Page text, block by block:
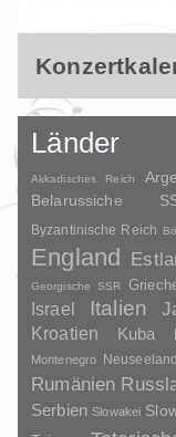
Länder
Akkadisches Reich
Belarussiche
Byzantinische Reich
England
Georgische SSR
Israel
Italien
Kroatien Kuba
Montenegro Neuseeland
Rumänien
Serbien Slowakei